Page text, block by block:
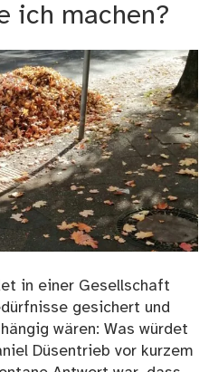
ich machen?
in einer Gesellschaft
gesichert und
wären: Was würdet
Düsentrieb vor kurzem